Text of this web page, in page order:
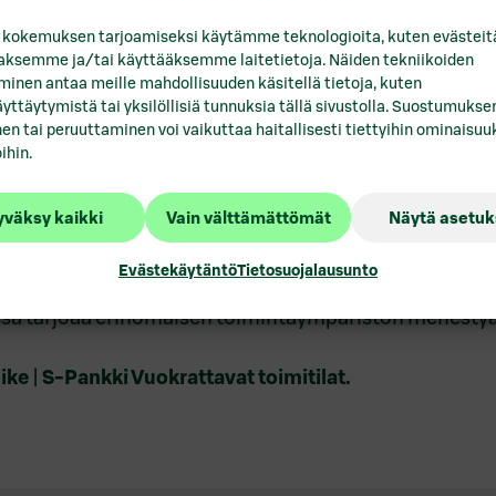
kokemuksen tarjoamiseksi käytämme teknologioita, kuten
ja/tai käyttääksemme laitetietoja. Näiden tekniikoiden
antaa meille mahdollisuuden käsitellä tietoja, kuten
tai yksilöllisiä tunnuksia tällä sivustolla.
tai peruuttaminen voi vaikuttaa haitallisesti tiettyihin
kaikki Vain välttämättömät Näytä
EvästekäytäntöTietosuojalausunto
vastapäätä sijaitsevaan
Osuuskauppa Varuboden-Osla
erinomaisesti tarpeeseemme, jota Plazan
saumattomasti”, kiteyttää Kiinteistöjohtaja
todella iloisia saadessamme VBO:n
S-Pankki Toimitila Erikoissijoitusrahaston Asset
tarjoaa erinomaisen toimintaympäristön
| S-Pankki Vuokrattavat toimitilat.